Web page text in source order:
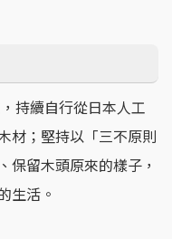
持續自行從日本人工
材；堅持以「三不原則
保留木頭原來的樣子，
生活。